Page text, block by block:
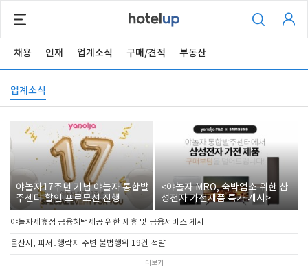
채용 인재 업계소식 구매/견적 부동산
업계소식
야놀자17주년 기념 야놀자 통합발
주센터 할인 프로모션 진행
<야놀자 MRO, 숙박업소 위한 삼
성전자 가전제품 특가 개시>
야놀자제휴점 금융혜택제공 위한 제휴 및 금융서비스 게시
울산시, 피서․행락지 주변 불법행위 19건 적발
더보기